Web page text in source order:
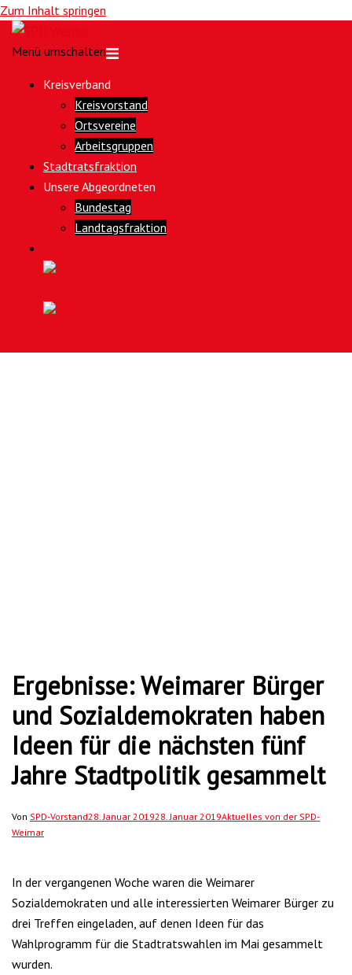
Zum Inhalt springen
Menü umschalten
Kreisverband
Kreisvorstand
Ortsvereine
Arbeitsgruppen
Stadtratsfraktion
Unsere Abgeordneten
Bundestag
Landtagsfraktion
Ergebnisse: Weimarer Bürger
und Sozialdemokraten haben
Ideen für die nächsten fünf
Jahre Stadtpolitik gesammelt
Von SPD-Vorstand28. Januar 201928. Januar 2019Aktuelles von der SPD-
Weimar
In der vergangenen Woche waren die Weimarer
Sozialdemokraten und alle interessierten Weimarer Bürger zu
drei Treffen eingeladen, auf denen Ideen für das
Wahlprogramm für die Stadtratswahlen im Mai gesammelt
wurden.